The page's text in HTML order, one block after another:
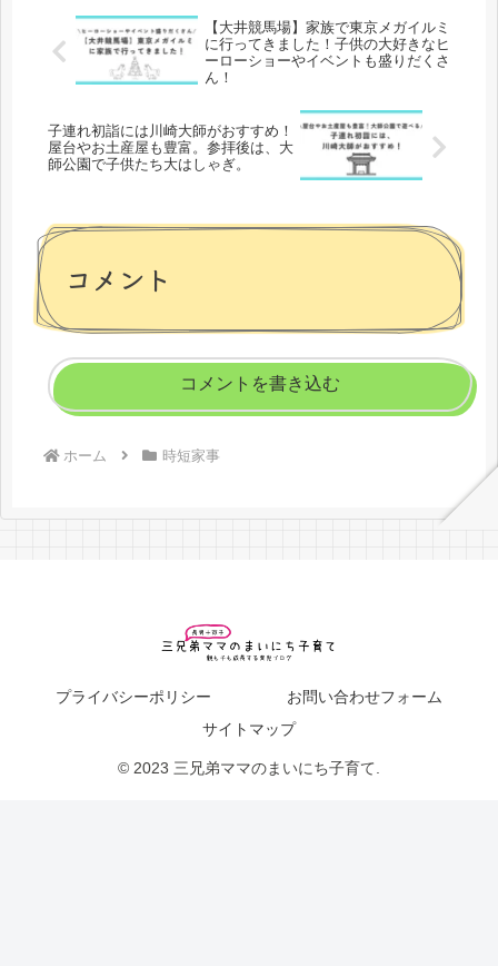
【大井競馬場】家族で東京メガイルミ
に行ってきました！子供の大好きなヒ
ーローショーやイベントも盛りだくさ
ん！
子連れ初詣には川崎大師がおすすめ！
屋台やお土産屋も豊富。参拝後は、大
師公園で子供たち大はしゃぎ。
コメント
コメントを書き込む
ホーム 時短家事
プライバシーポリシー
お問い合わせフォーム
サイトマップ
© 2023 三兄弟ママのまいにち子育て.